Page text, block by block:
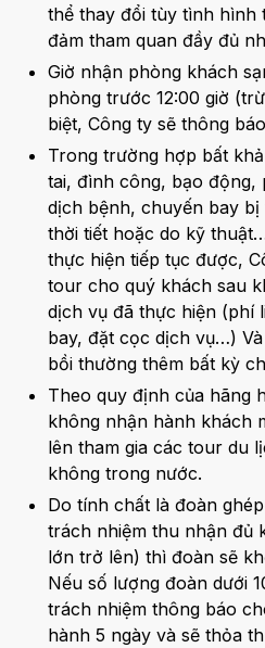
thể thay đổi tùy tình hình
đảm tham quan đầy đủ
Giờ nhận phòng khách
phòng trước 12:00 giờ
biệt, Công ty sẽ thông
Trong trường hợp bất
tai, đình công, bạo động,
dịch bệnh, chuyến bay
thời tiết hoặc do kỹ
thực hiện tiếp tục được,
tour cho quý khách sau
dịch vụ đã thực hiện (phí
bay, đặt cọc dịch vụ…)
bồi thường thêm bất kỳ
Theo quy định của hãng
không nhận hành khách
lên tham gia các tour du
không trong nước.
Do tính chất là đoàn
trách nhiệm thu nhận đủ
lớn trở lên) thì đoàn sẽ
Nếu số lượng đoàn dưới
trách nhiệm thông báo
hành 5 ngày và sẽ thỏa